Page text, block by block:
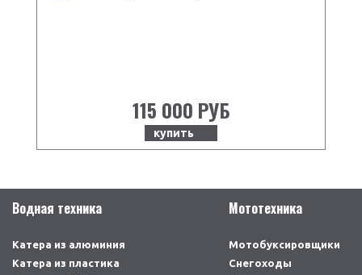
115 000 РУБ
купить
Водная техника
Катера из алюминия
Катера из пластика
Мототехника
Мотобуксировщики
Снегоходы